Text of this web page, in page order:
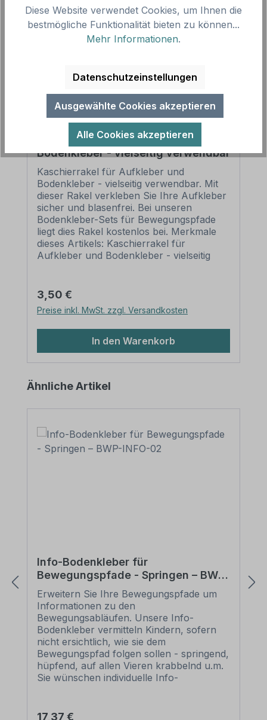
Kaschierrakel für Aufkleber und
Bodenkleber - vielseitig verwendbar
Kaschierrakel für Aufkleber und
Bodenkleber - vielseitig verwendbar. Mit
dieser Rakel verkleben Sie Ihre Aufkleber
sicher und blasenfrei. Bei unseren
Bodenkleber-Sets für Bewegungspfade
liegt dies Rakel kostenlos bei. Merkmale
dieses Artikels: Kaschierrakel für
Aufkleber und Bodenkleber - vielseitig
70 mm Verarbeitung: mit runden Ecken
Verpackungseinheit: 1 Kaschierrakel
Einsatzbereiche: Aufklebermontage Bitte
beachten Sie: Dieser Artikel ist als
Kaschierhilfe für laminierte Aufkleber
oder Bodenkleber bestens geeignet. Bei
einer Verwendung von nicht laminierten
einzusetzen, um die Druckfarbe nicht zu
Aufbringung eines festgeklebten Filz-
Erwerben Sie eines unserer
Bodenklebersätze für Bewegungspfade,
Regulärer Preis:
3,50 €
Preise inkl. MwSt. zzgl. Versandkosten
In den Warenkorb
Produktgalerie überspringen
Ähnliche Artikel
Info-Bodenkleber für
Bewegungspfade - Springen – BWP-
INFO-02
Erweitern Sie Ihre Bewegungspfade um
Informationen zu den
Bewegungsabläufen. Unsere Info-
Bodenkleber vermitteln Kindern, sofern
nicht ersichtlich, wie sie dem
Bewegungspfad folgen sollen - springend,
hüpfend, auf allen Vieren krabbelnd u.m.
Sie wünschen individuelle Info-
entsprechenden Artikel. Wir setzen Ihre
Regulärer Preis:
17,37 €
Diese Website verwendet Cookies, um Ihnen die
bestmögliche Funktionalität bieten zu können...
Mehr Informationen.
Datenschutzeinstellungen
Ausgewählte Cookies akzeptieren
Alle Cookies akzeptieren